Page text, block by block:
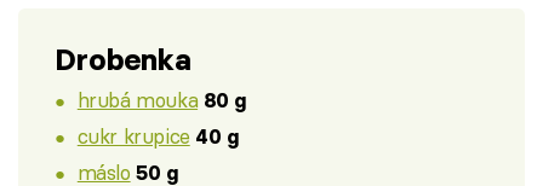
Drobenka
hrubá mouka 80 g
cukr krupice 40 g
máslo 50 g